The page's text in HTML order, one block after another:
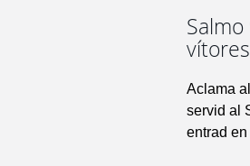
Aclama
servid al
entrad